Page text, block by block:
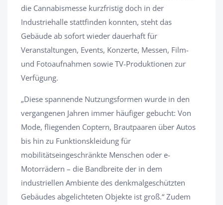
die Cannabismesse kurzfristig doch in der
Industriehalle stattfinden konnten, steht das
Gebäude ab sofort wieder dauerhaft für
Veranstaltungen, Events, Konzerte, Messen, Film-
und Fotoaufnahmen sowie TV-Produktionen zur
Verfügung.
„Diese spannende Nutzungsformen wurde in den
vergangenen Jahren immer häufiger gebucht: Von
Mode, fliegenden Coptern, Brautpaaren über Autos
bis hin zu Funktionskleidung für
mobilitätseingeschränkte Menschen oder e-
Motorrädern – die Bandbreite der in dem
industriellen Ambiente des denkmalgeschützten
Gebäudes abgelichteten Objekte ist groß.“ Zudem